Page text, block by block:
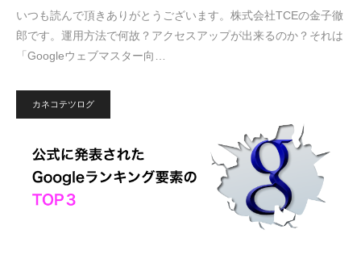
いつも読んで頂きありがとうございます。株式会社TCEの金子徹
郎です。運用方法で何故？アクセスアップが出来るのか？それは
「Googleウェブマスター向…
カネコテツログ